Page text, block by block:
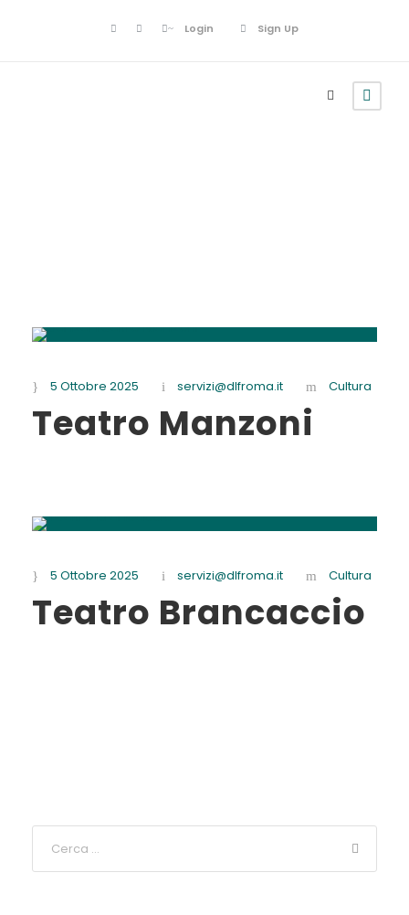
Login Sign Up
5 Ottobre 2025 servizi@dlfroma.it Cultura
Teatro Manzoni
5 Ottobre 2025 servizi@dlfroma.it Cultura
Teatro Brancaccio